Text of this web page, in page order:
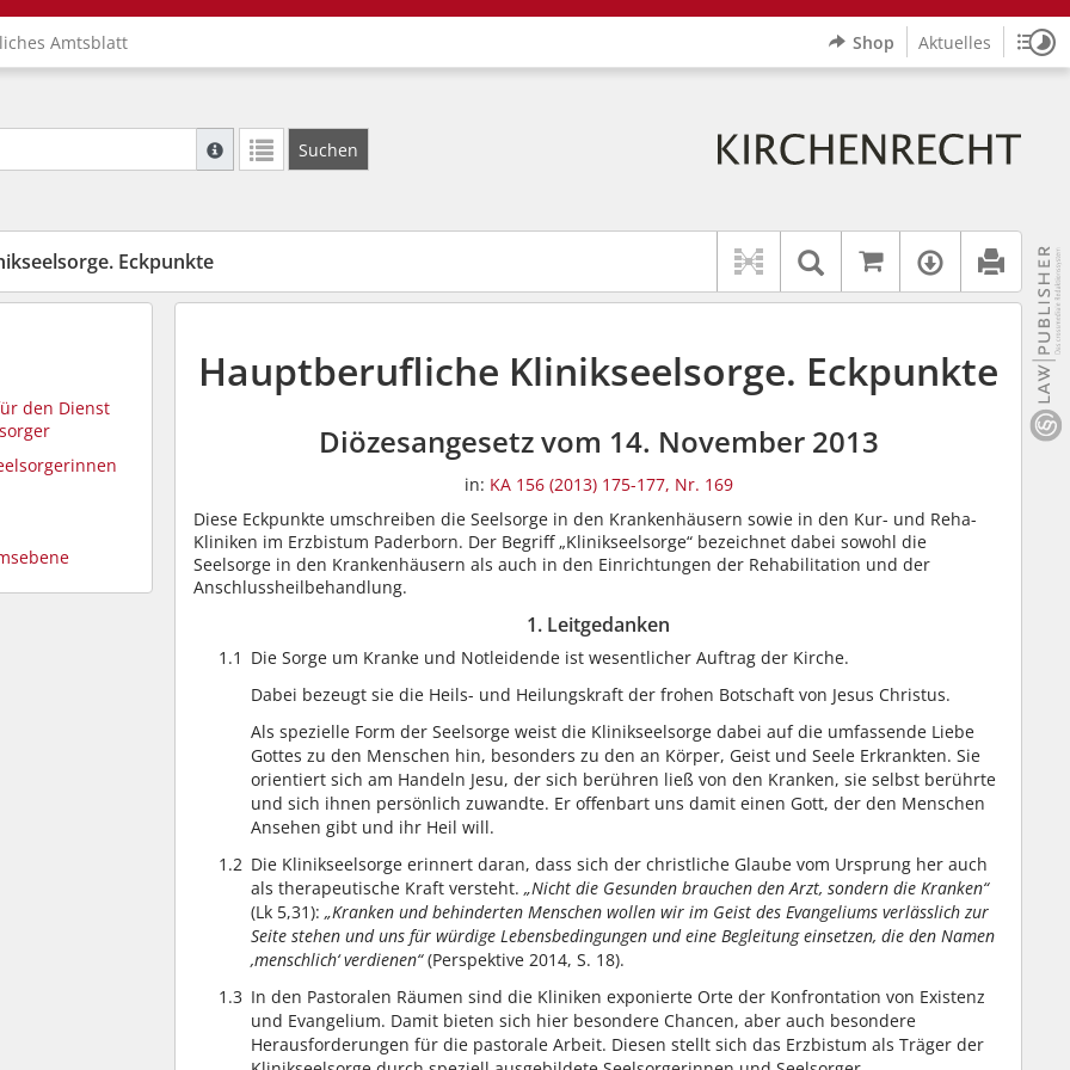
Amtsblatt Shop Aktuelles
Suche mit Platzhalter "*", Bsp. Pfarrer*, findet auch: "Pfarrerinitiative" oder "Pfarrerausschuss".
Suchen
Eckpunkte Textsuche im
Auf
den Dienst
Hauptberufliche Klinikseelsorge. Eckpunkte
Diözesangesetz vom 14. November 2013
in: KA 156 (2013) 175-177, Nr. 169
Diese Eckpunkte umschreiben die Seelsorge in den Krankenhäusern sowie in den Kur- und Reha-
Kliniken im Erzbistum Paderborn. Der Begriff „Klinikseelsorge“ bezeichnet dabei sowohl die
Seelsorge in den Krankenhäusern als auch in den Einrichtungen der Rehabilitation und der
Anschlussheilbehandlung.
1. Leitgedanken
1.1 Die Sorge um Kranke und Notleidende ist wesentlicher Auftrag der Kirche.
Dabei bezeugt sie die Heils- und Heilungskraft der frohen Botschaft von Jesus Christus.
Als spezielle Form der Seelsorge weist die Klinikseelsorge dabei auf die umfassende Liebe
Gottes zu den Menschen hin, besonders zu den an Körper, Geist und Seele Erkrankten. Sie
orientiert sich am Handeln Jesu, der sich berühren ließ von den Kranken, sie selbst berührte
und sich ihnen persönlich zuwandte. Er offenbart uns damit einen Gott, der den Menschen
Ansehen gibt und ihr Heil will.
1.2 Die Klinikseelsorge erinnert daran, dass sich der christliche Glaube vom Ursprung her auch
als therapeutische Kraft versteht. „Nicht die Gesunden brauchen den Arzt, sondern die Kranken“
(Lk 5,31): „Kranken und behinderten Menschen wollen wir im Geist des Evangeliums verlässlich zur
Seite stehen und uns für würdige Lebensbedingungen und eine Begleitung einsetzen, die den Namen
‚menschlich‘ verdienen“(Perspektive 2014, S. 18).
1.3 In den Pastoralen Räumen sind die Kliniken exponierte Orte der Konfrontation von Existenz
und Evangelium. Damit bieten sich hier besondere Chancen, aber auch besondere
Herausforderungen für die pastorale Arbeit. Diesen stellt sich das Erzbistum als Träger der
wbv